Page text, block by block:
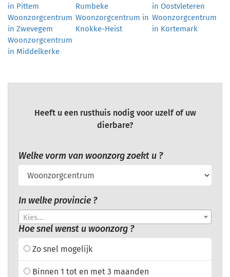
in Pittem
Rumbeke
in Oostvleteren
Woonzorgcentrum
in Zwevegem
Woonzorgcentrum in
Knokke-Heist
Woonzorgcentrum
in Kortemark
Woonzorgcentrum
in Middelkerke
Heeft u een rusthuis nodig voor uzelf of uw
dierbare?
Welke vorm van woonzorg zoekt u ?
In welke provincie ?
Kies...
Hoe snel wenst u woonzorg ?
Zo snel mogelijk
Binnen 1 tot en met 3 maanden